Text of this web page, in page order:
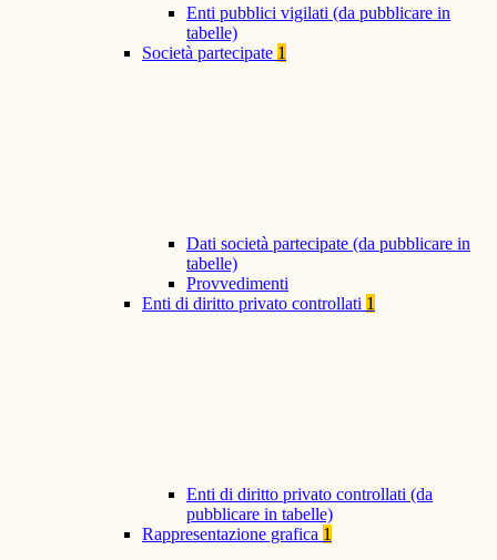
Enti pubblici vigilati (da pubblicare in
tabelle)
Società partecipate 1
Dati società partecipate (da pubblicare in
tabelle)
Provvedimenti
Enti di diritto privato controllati 1
Enti di diritto privato controllati (da
pubblicare in tabelle)
Rappresentazione grafica 1